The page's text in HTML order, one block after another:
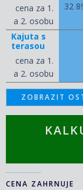
cena za 1.
a 2. osobu
32
Kajuta s
terasou
cena za 1.
a 2. osobu
ZOBRAZIT
CENA ZAHRNUJE